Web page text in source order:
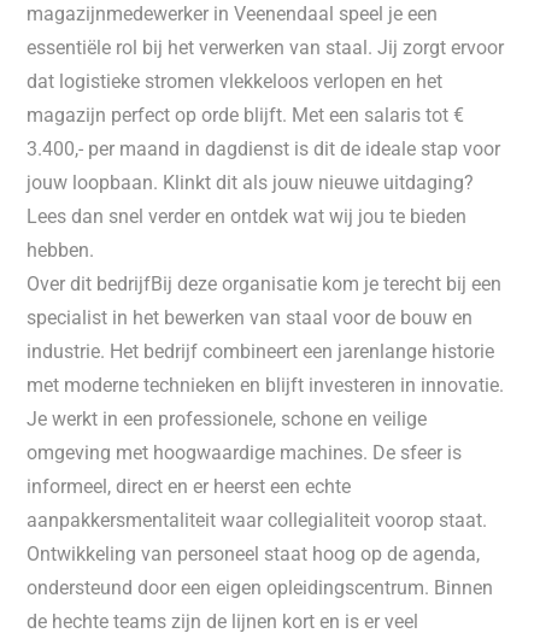
magazijnmedewerker in Veenendaal speel je een
essentiële rol bij het verwerken van staal. Jij zorgt ervoor
dat logistieke stromen vlekkeloos verlopen en het
magazijn perfect op orde blijft. Met een salaris tot €
3.400,- per maand in dagdienst is dit de ideale stap voor
jouw loopbaan. Klinkt dit als jouw nieuwe uitdaging?
Lees dan snel verder en ontdek wat wij jou te bieden
hebben.
Over dit bedrijfBij deze organisatie kom je terecht bij een
specialist in het bewerken van staal voor de bouw en
industrie. Het bedrijf combineert een jarenlange historie
met moderne technieken en blijft investeren in innovatie.
Je werkt in een professionele, schone en veilige
omgeving met hoogwaardige machines. De sfeer is
informeel, direct en er heerst een echte
aanpakkersmentaliteit waar collegialiteit voorop staat.
Ontwikkeling van personeel staat hoog op de agenda,
ondersteund door een eigen opleidingscentrum. Binnen
de hechte teams zijn de lijnen kort en is er veel